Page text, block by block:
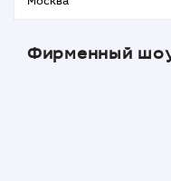
Фирменный